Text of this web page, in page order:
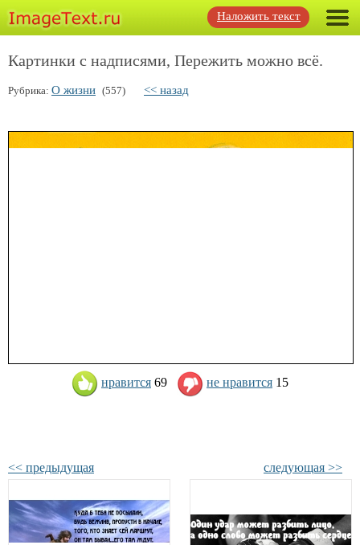
Наложить текст
Картинки с надписями, Пережить можно всё.
Рубрика: О жизни (557) << назад
нравится 69 не нравится 15
<< предыдущая следующая >>